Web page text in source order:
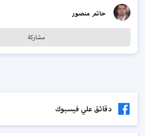
حاتم منصور
مشاركة
دقائق علي فيسبوك